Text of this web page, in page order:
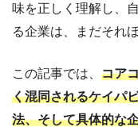
味を正しく理解し、
る企業は、まだそれ
この記事では、 コア
く混同されるケイパ
法、そして具体的な